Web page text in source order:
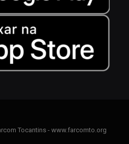
Tocantins - www.farcomto.org